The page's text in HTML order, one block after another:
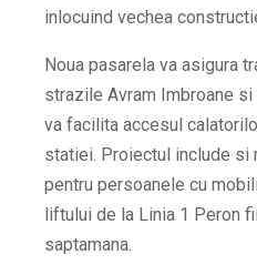
inlocuind vechea
Noua pasarela va asigura
strazile Avram Imbroane
va facilita accesul
statiei. Proiectul include si
pentru persoanele cu
liftului de la Linia 1 Peron
saptamana.